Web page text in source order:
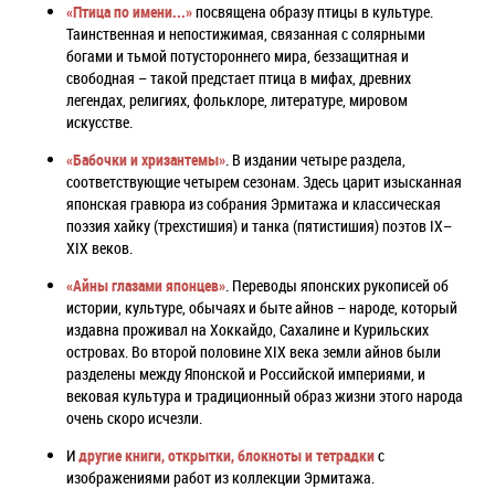
«Птица по имени...»посвящена образу птицы в культуре.
Таинственная и непостижимая, связанная с солярными
богами и тьмой потустороннего мира, беззащитная и
свободная – такой предстает птица в мифах, древних
легендах, религиях, фольклоре, литературе, мировом
искусстве.
«Бабочки и хризантемы». В издании четыре раздела,
соответствующие четырем сезонам. Здесь царит изысканная
японская гравюра из собрания Эрмитажа и классическая
поэзия хайку (трехстишия) и танка (пятистишия) поэтов IХ–
XIX веков.
«Айны глазами японцев». Переводы японских рукописей об
истории, культуре, обычаях и быте айнов – народе, который
издавна проживал на Хоккайдо, Сахалине и Курильских
островах. Во второй половине XIX века земли айнов были
разделены между Японской и Российской империями, и
вековая культура и традиционный образ жизни этого народа
очень скоро исчезли.
Идругие книги, открытки, блокноты и тетрадкис
изображениями работ из коллекции Эрмитажа.